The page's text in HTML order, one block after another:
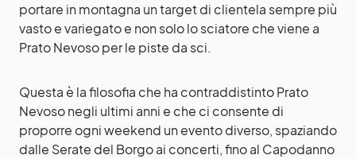
portare in montagna un target di clientela sempre più
vasto e variegato e non solo lo sciatore che viene a
Prato Nevoso per le piste da sci.
Questa è la filosofia che ha contraddistinto Prato
Nevoso negli ultimi anni e che ci consente di
proporre ogni weekend un evento diverso, spaziando
dalle Serate del Borgo ai concerti, fino al Capodanno